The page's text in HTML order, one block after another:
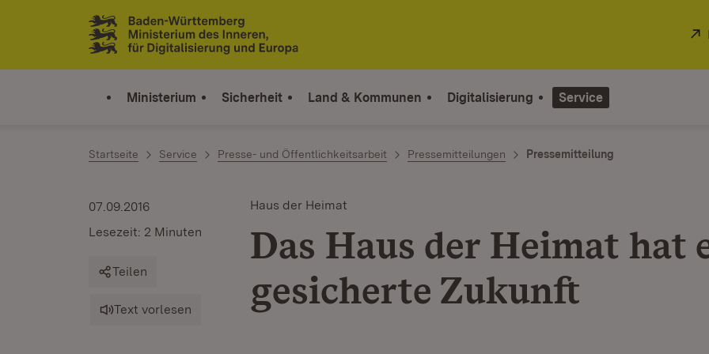
Zum Inhalt springen
Link zur Startseite
Ministerium Sicherheit Land & Kommunen Digitalisierung Service
Startseite Service Presse- und Öffentlichkeitsarbeit Pressemitteilungen Pressemitteilung
Haus der Heimat
Das Haus der Heimat hat
gesicherte Zukunft
07.09.2016
Lesezeit: 2 Minuten
Teilen
Text vorlesen